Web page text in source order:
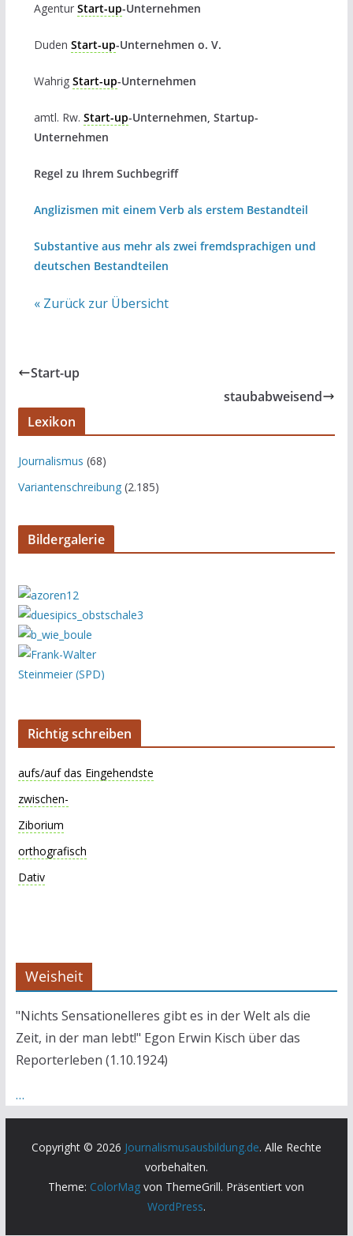
Agentur Start-up-Unternehmen
Duden Start-up-Unternehmen o. V.
Wahrig Start-up-Unternehmen
amtl. Rw. Start-up-Unternehmen, Startup-
Unternehmen
Regel zu Ihrem Suchbegriff
Anglizismen mit einem Verb als erstem Bestandteil
Substantive aus mehr als zwei fremdsprachigen und
deutschen Bestandteilen
« Zurück zur Übersicht
Start-up
staubabweisend
Lexikon
Journalismus (68)
Variantenschreibung(2.185)
Bildergalerie
Richtig schreiben
aufs/auf das Eingehendste
zwischen-
Ziborium
orthografisch
Dativ
Weisheit
"Nichts Sensationelleres gibt es in der Welt als die
Zeit, in der man lebt!" Egon Erwin Kisch über das
Reporterleben (1.10.1924)
…
Copyright © 2026 Journalismusausbildung.de. Alle Rechte
vorbehalten.
Theme: ColorMag von ThemeGrill. Präsentiert von
WordPress.